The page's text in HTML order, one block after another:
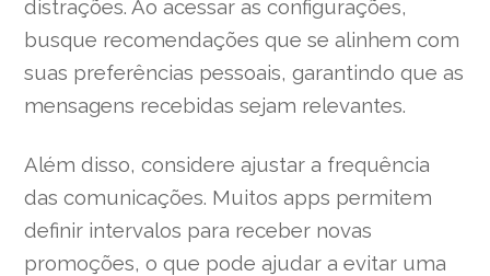
distrações. Ao acessar as configurações,
busque recomendações que se alinhem com
suas preferências pessoais, garantindo que as
mensagens recebidas sejam relevantes.
Além disso, considere ajustar a frequência
das comunicações. Muitos apps permitem
definir intervalos para receber novas
promoções, o que pode ajudar a evitar uma